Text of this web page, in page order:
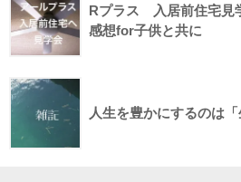
Rプラス 入居前住宅見
感想for子供と共に
人生を豊かにするのは「